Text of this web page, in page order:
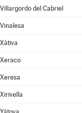
Villargordo del Cabriel
Vinalesa
Xàtiva
Xeraco
Xeresa
Xirivella